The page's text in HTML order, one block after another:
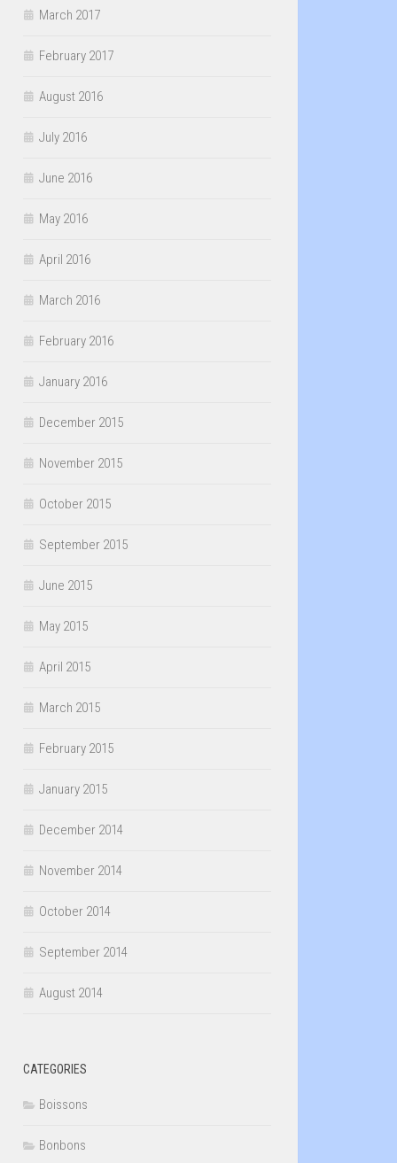
March 2017
February 2017
August 2016
July 2016
June 2016
May 2016
April 2016
March 2016
February 2016
January 2016
December 2015
November 2015
October 2015
September 2015
June 2015
May 2015
April 2015
March 2015
February 2015
January 2015
December 2014
November 2014
October 2014
September 2014
August 2014
CATEGORIES
Boissons
Bonbons